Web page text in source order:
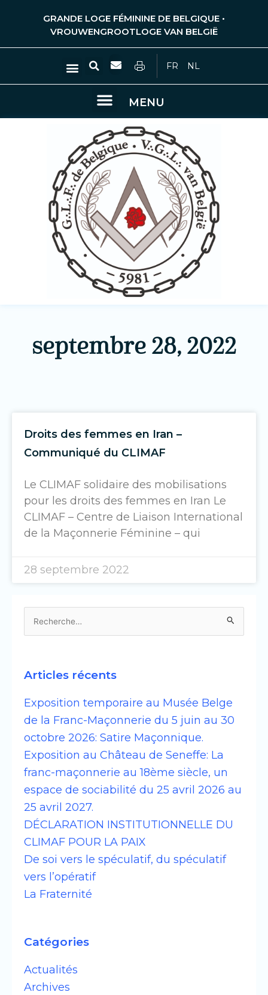
GRANDE LOGE FÉMININE DE BELGIQUE •
VROUWENGROOTLOGE VAN BELGIË
Menu
Rechercher
FR NL
MenuMENU
septembre 28, 2022
Droits des femmes en Iran –
Communiqué du CLIMAF
Le CLIMAF solidaire des mobilisations
pour les droits des femmes en Iran Le
CLIMAF – Centre de Liaison International
de la Maçonnerie Féminine – qui
28 septembre 2022
Rechercher :
Articles récents
Exposition temporaire au Musée Belge
de la Franc-Maçonnerie du 5 juin au 30
octobre 2026: Satire Maçonnique.
Exposition au Château de Seneffe: La
franc-maçonnerie au 18ème siècle, un
espace de sociabilité du 25 avril 2026 au
25 avril 2027.
DÉCLARATION INSTITUTIONNELLE DU
CLIMAF POUR LA PAIX
De soi vers le spéculatif, du spéculatif
vers l’opératif
La Fraternité
Catégories
Actualités
Archives